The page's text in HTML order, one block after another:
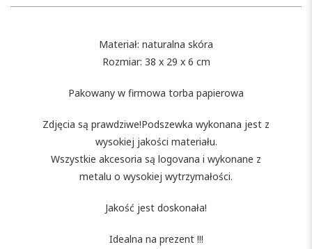
Materiał: naturalna skóra
Rozmiar: 38 x 29 x 6 cm
Pakowany w firmowa torba papierowa
Zdjęcia są prawdziwe!Podszewka wykonana jest z
wysokiej jakości materiału.
Wszystkie akcesoria są logovana i wykonane z
metalu o wysokiej wytrzymałości.
Jakość jest doskonała!
Idealna na prezent !!!